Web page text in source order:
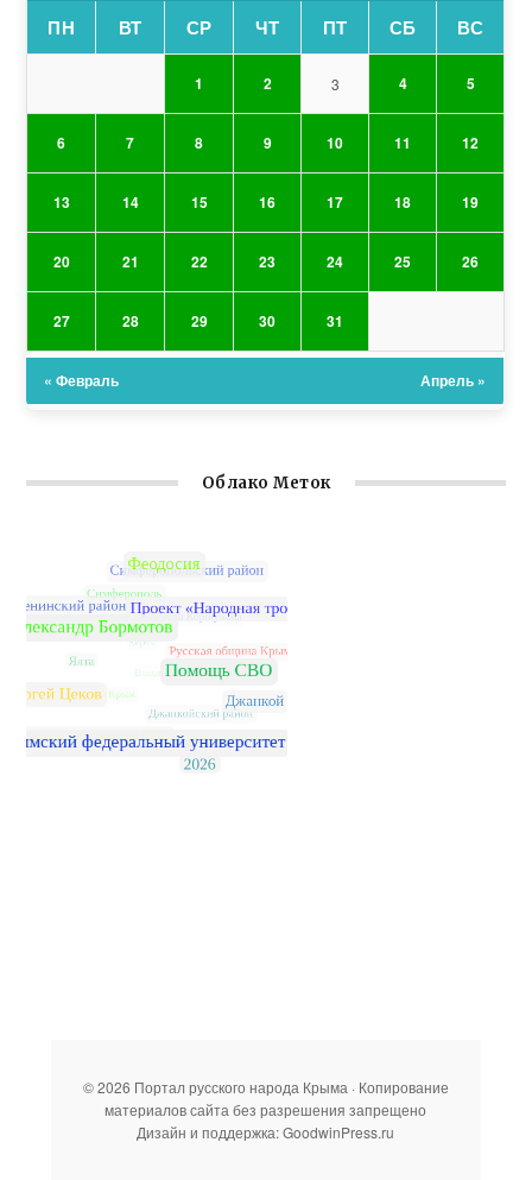
ПН ВТ СР ЧТ ПТ СБ ВС
1 2 3 4 5
6 7 8 9 10 11 12
13 14 15 16 17 18 19
20 21 22 23 24 25 26
27 28 29 30 31
« Февраль Апрель »
Облако Меток
© 2026 Портал русского народа Крыма · Копирование
материалов сайта без разрешения запрещено
Дизайн и поддержка: GoodwinPress.ru